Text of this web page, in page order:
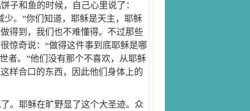
子和鱼的时候，自己心里说了：
。”你们知道，耶稣是天主，耶稣
得到，我们也不难懂得。不过那些
惊奇说：“做得这件事到底耶稣是哪
者。”他们没有那个不喜欢，从耶稣
样合口的东西，因此他们身体上的
。耶稣在旷野显了这个大圣迹。众